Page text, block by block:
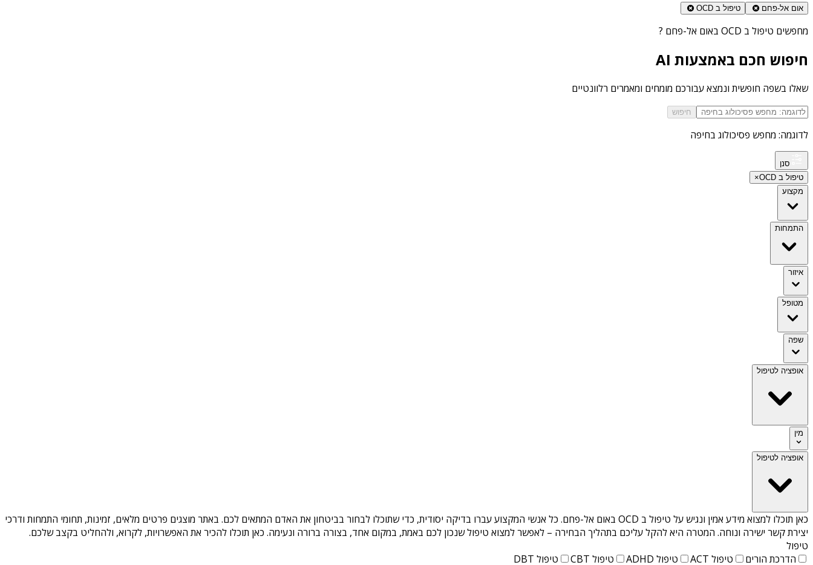
אום אל-פחם טיפול ב OCD
מחפשים טיפול ב OCD באום אל-פחם ?
חיפוש חכם באמצעות AI
שאלו בשפה חופשית ונמצא עבורכם מומחים ומאמרים רלוונטיים
חיפוש
לדוגמה: מחפש פסיכולוג בחיפה
סנן
טיפול ב OCD
×
מקצוע
התמחות
איזור
מטופל
שפה
אופציה לטיפול
מין
אופציה לטיפול
כאן תוכלו למצוא מידע אמין ונגיש על טיפול ב OCD באום אל-פחם
. כל אנשי המקצוע עברו בדיקה יסודית, כדי שתוכלו לבחור בביטחון את האדם המתאים לכם. באתר מוצגים פרטים מלאים, זמינות, תחומי התמחות ודרכי
יצירת קשר ישירה ונוחה. המטרה היא להקל עליכם בתהליך הבחירה – לאפשר למצוא טיפול שנכון לכם באמת, במקום אחד, בצורה ברורה ונעימה. כאן תוכלו להכיר את האפשרויות, לקרוא, ולהחליט בקצב שלכם.
טיפול
הדרכת הורים
טיפול ACT טיפול ADHD טיפול CBT טיפול DBT